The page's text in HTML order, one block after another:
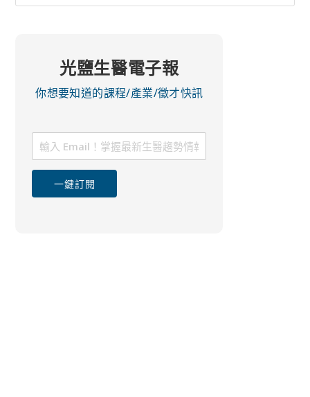
光鹽生醫電子報
你想要知道的課程/產業/徵才快訊
一鍵訂閱